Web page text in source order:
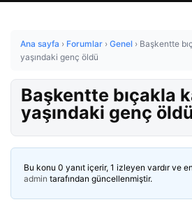
Ana sayfa › Forumlar › Genel › Başkentte
yaşındaki genç öldü
Başkentte bıçakla
yaşındaki genç
Bu konu 0 yanıt içerir, 1 izleyen vardır ve
admin tarafından güncellenmiştir.